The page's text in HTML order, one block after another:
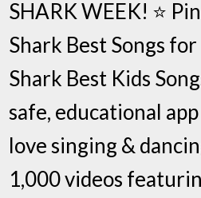
SHARK WEEK! ⭐️
Shark Best Songs
Shark Best Kids
safe, educational
love singing &
1,000 videos